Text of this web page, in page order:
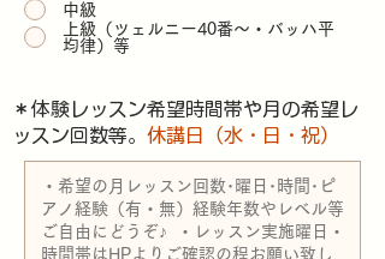
中級
上級（ツェルニー40番～・バッハ平
均律）等
​＊体験レッスン希望時間帯や月の希望レ
ッスン回数等。 休講日（水・日・祝）